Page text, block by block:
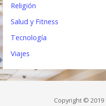
Religión
Salud y Fitness
Tecnología
Viajes
Copyright ©